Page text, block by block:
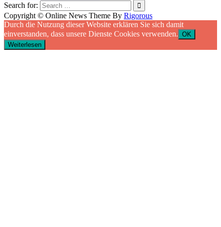
Search for:
Copyright © Online News Theme By Rigorous
Durch die Nutzung dieser Website erklären Sie sich damit
einverstanden, dass unsere Dienste Cookies verwenden. OK
Weiterlesen